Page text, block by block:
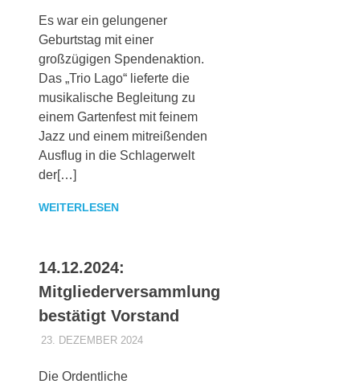
Es war ein gelungener
Geburtstag mit einer
großzügigen Spendenaktion.
Das „Trio Lago“ lieferte die
musikalische Begleitung zu
einem Gartenfest mit feinem
Jazz und einem mitreißenden
Ausflug in die Schlagerwelt
der[…]
WEITERLESEN
14.12.2024:
Mitgliederversammlung
bestätigt Vorstand
23. DEZEMBER 2024MAIKI_ADMIN
ALLGEMEINES
Die Ordentliche